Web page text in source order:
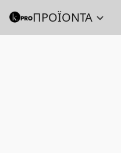
ΠΡΟΪΟΝΤΑ